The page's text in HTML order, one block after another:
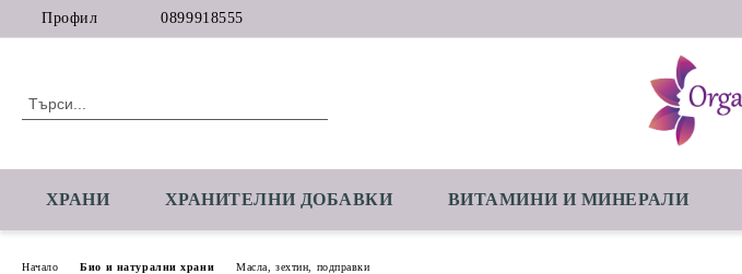
Профил 0899918555
ХРАНИ ХРАНИТЕЛНИ ДОБАВКИ ВИТАМИНИ И МИНЕРАЛИ
Начало Био и натурални храни Масла, зехтин, подправки